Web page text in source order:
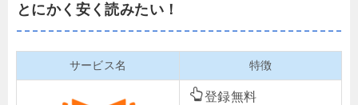
とにかく安く読みたい！
サービス名 特徴
登録無料